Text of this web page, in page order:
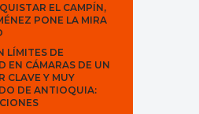
EL CAMPÍN,
PONE LA MIRA
LÍMITES DE
EN CÁMARAS DE UN
CLAVE Y MUY
DE ANTIOQUIA: